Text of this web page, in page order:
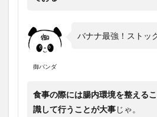
御パンダ
バナナ最強！ストッ
食事の際には腸内環境を整える
識して行うことが大事じゃ。